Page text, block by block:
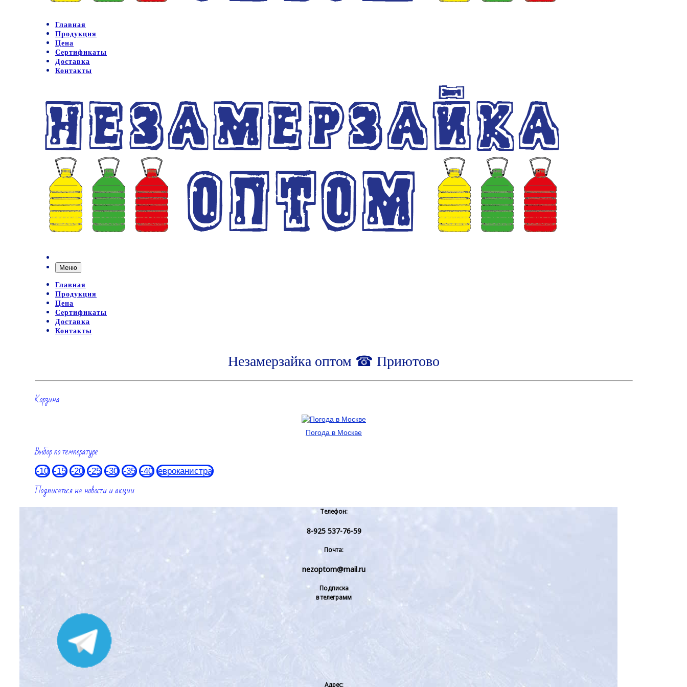
Главная
Продукция
Цена
Сертификаты
Доставка
Контакты
Меню
Главная
Продукция
Цена
Сертификаты
Доставка
Контакты
Незамерзайка оптом ☎ Приютово
Корзина
Погода в Москве
Выбор по температуре
-10 -15 -20 -25 -30 -35 -40 евроканистра
Подписаться на новости и акции
Телефон:
8-925 537-76-59
Почта:
nezoptom@mail.ru
Подписка
в телеграмм
Адрес: